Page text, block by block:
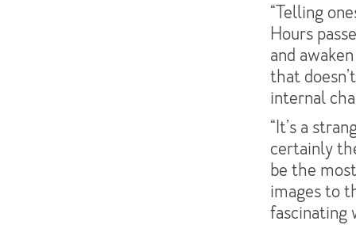
“Telling
Hours
and
that
internal
“It’s a
certainly
be the
images to
fascinating